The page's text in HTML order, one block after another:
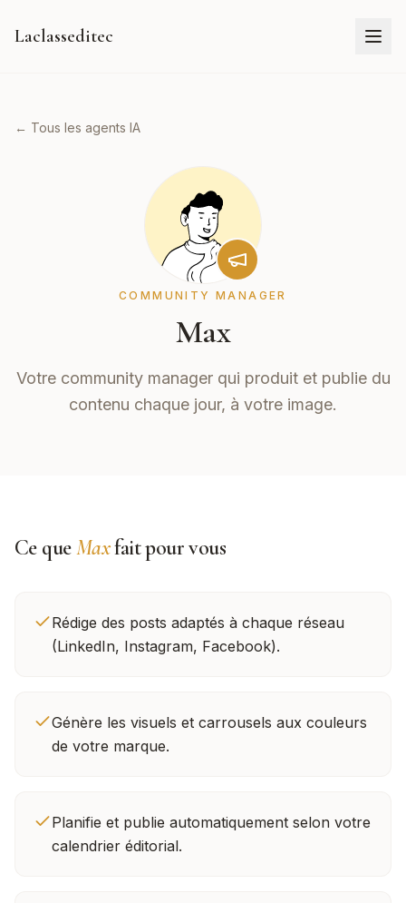
Laclasseditec
← Tous les agents IA
COMMUNITY MANAGER
Max
Votre community manager qui produit et publie du
contenu chaque jour, à votre image.
Ce queMaxfait pour vous
Rédige des posts adaptés à chaque réseau
(LinkedIn, Instagram, Facebook).
Génère les visuels et carrousels aux couleurs
de votre marque.
Planifie et publie automatiquement selon votre
calendrier éditorial.